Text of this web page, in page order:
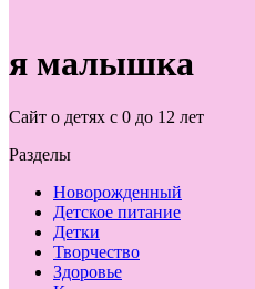
я малышка
Сайт о детях с 0 до 12 лет
Разделы
Новорожденный
Детское питание
Детки
Творчество
Здоровье